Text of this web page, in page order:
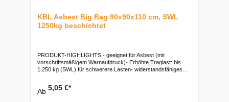
KBL Asbest Big Bag 90x90x110 cm, SWL
1250kg beschichtet
PRODUKT-HIGHLIGHTS:- geeignet für Asbest (mit
vorschriftsmäßigem Warnaufdruck)- Erhöhte Traglast: bis
1.250 kg (SWL) für schwerere Lasten- widerstandsfähiges
Abmessungen: 90 x 90 x 110 cm | Geschlossener Boden |
Ab 5,05 €*